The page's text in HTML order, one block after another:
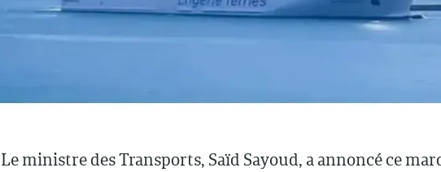
Le ministre des Transports, Saïd Sayoud, a annoncé ce